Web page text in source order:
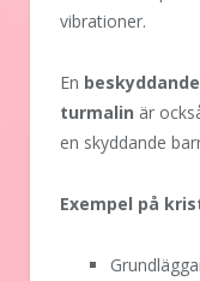
vibrationer.
En
turmalin är
en skyddande
Exempel på